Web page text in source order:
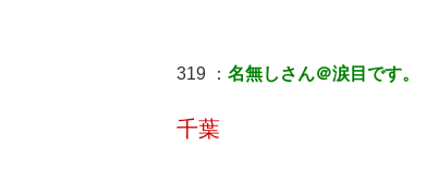
319 ： 名無しさん＠涙目です。
千葉